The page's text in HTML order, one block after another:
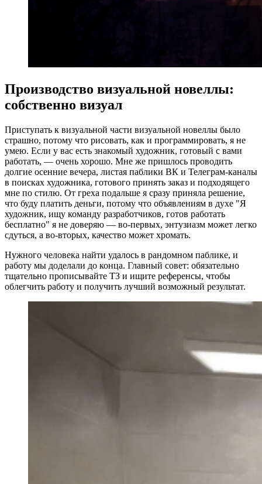
Производство визуальной новеллы:
собственно визуал
Приступать к визуальной части визуальной новеллы было
страшно, потому что рисовать, как и программировать, я не
умею. Если у вас есть знакомый художник, готовый с вами
работать, — очень хорошо. Мне же пришлось проводить
долгие осенние вечера, листая паблики ВК и Телеграм-каналы
в поисках художника, готового принять заказ и подходящего
мне по стилю. От греха подальше я сразу приняла решение,
что буду платить деньги, потому что объявлениям в духе "Я
художник, ищу команду разработчиков, готов работать
бесплатно" я не доверяю — во-первых, энтузиазм может легко
сдуться, а во-вторых, качество может хромать.
Нужного человека найти удалось в рандомном паблике, и
работу мы доделали до конца. Главный совет: обязательно
тщательно прописывайте ТЗ и ищите референсы, чтобы
облегчить работу и получить лучший возможный результат.